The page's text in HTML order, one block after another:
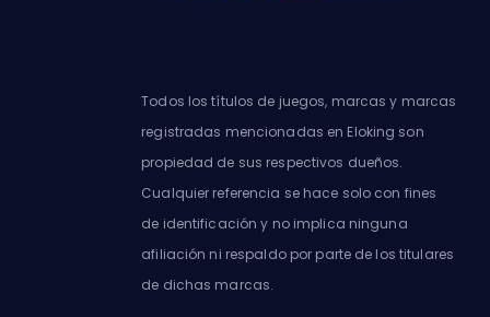
Todos los títulos de juegos, marcas y marcas
registradas mencionadas en Eloking son
propiedad de sus respectivos dueños.
Cualquier referencia se hace solo con fines
de identificación y no implica ninguna
afiliación ni respaldo por parte de los titulares
de dichas marcas.